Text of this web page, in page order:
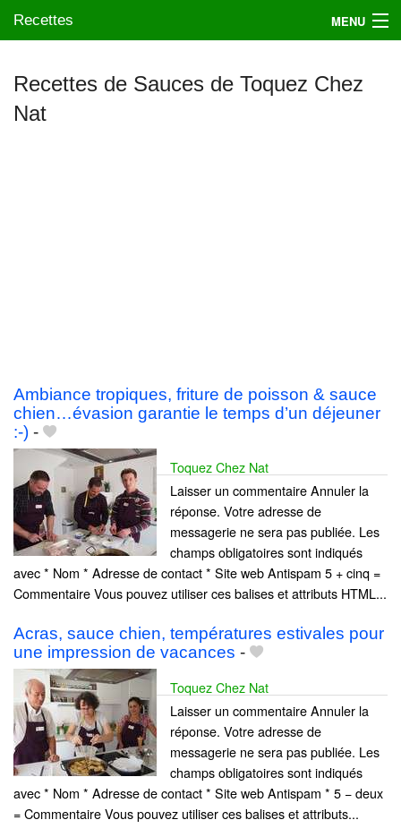
Recettes MENU
Mes blogs préférés
Recettes de Sauces de Toquez Chez
Nat
Ambiance tropiques, friture de poisson & sauce
chien…évasion garantie le temps d’un déjeuner
:-) -
Toquez Chez Nat
Laisser un commentaire Annuler la
réponse. Votre adresse de
messagerie ne sera pas publiée. Les
champs obligatoires sont indiqués
avec * Nom * Adresse de contact * Site web Antispam 5 + cinq =
Commentaire Vous pouvez utiliser ces balises et attributs HTML...
Acras, sauce chien, températures estivales pour
une impression de vacances -
Toquez Chez Nat
Laisser un commentaire Annuler la
réponse. Votre adresse de
messagerie ne sera pas publiée. Les
champs obligatoires sont indiqués
avec * Nom * Adresse de contact * Site web Antispam * 5 − deux
= Commentaire Vous pouvez utiliser ces balises et attributs...